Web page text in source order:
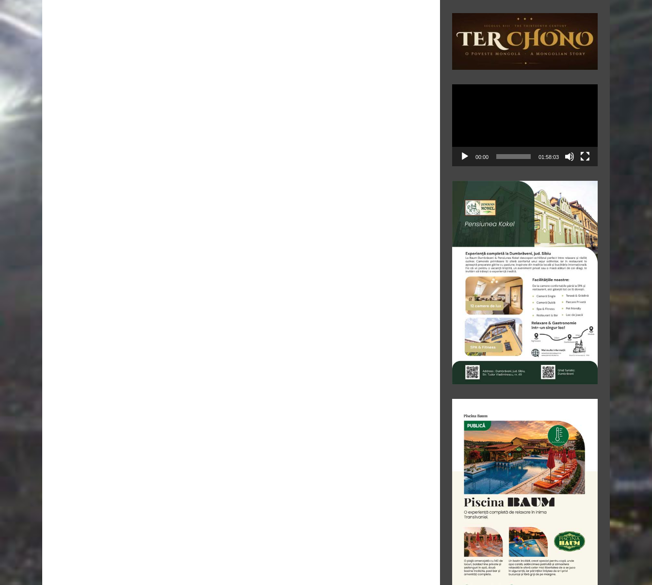
00:00 01:58:03